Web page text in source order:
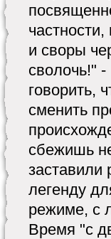
и своры
сволочь!"
говорить,
сменить
сбежишь
легенду
режиме, с
Время "с